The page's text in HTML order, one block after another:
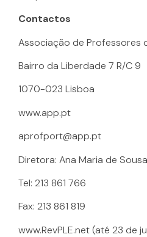
Contactos
Associação de Professores
Bairro da Liberdade 7 R/C 9
1070-023 Lisboa
www.app.pt
aprofport@app.pt
Diretora: Ana Maria de Sousa
Tel: 213 861 766
Fax: 213 861 819
www.RevPLE.net (até 23 de